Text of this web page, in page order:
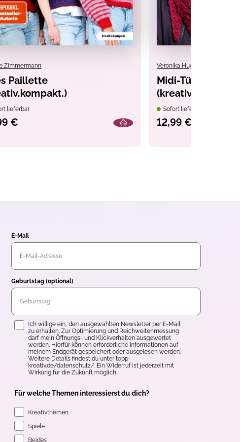
Zimmermann
Paillette
lieferbar
€
Veronika Hug
Midi-Tücher
Sofort lieferbar
12,99 €
E-Mail
Geburtstag (optional)
Einwilligung
Ich willige ein, den ausgewählten Newsletter per E-Mail
zu erhalten. Zur Optimierung und Reichweitenmessung
darf mein Öffnungs- und Klickverhalten ausgewertet
werden. Hierfür können erforderliche Informationen auf
meinem Endgerät gespeichert oder ausgelesen werden.
Weitere Details findest du unter topp-
kreativ.de/datenschutz/. Ein Widerruf ist jederzeit mit
Wirkung für die Zukunft möglich.
Für welche Themen interessierst du dich?
Kreativthemen
Spiele
Beides